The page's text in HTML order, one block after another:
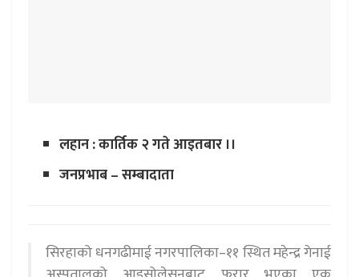
लहान : कार्तिक २ गते आइतबार ।।
जनप्रभाब – सम्बादाता
सिरहाको धनगढीमाई नगरपालिका–११ स्थित महेन्द्र गेनाई